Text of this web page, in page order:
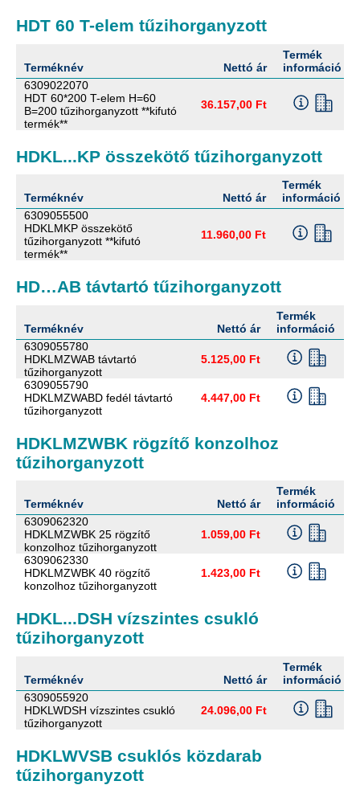
HDT 60 T-elem tűzihorganyzott
Terméknév Nettó ár
Termék
információ
6309022070
HDT 60*200 T-elem H=60
B=200 tűzihorganyzott **kifutó
termék**
36.157,00 Ft
HDKL...KP összekötő tűzihorganyzott
Terméknév Nettó ár
Termék
információ
6309055500
HDKLMKP összekötő
tűzihorganyzott **kifutó
termék**
11.960,00 Ft
HD…AB távtartó tűzihorganyzott
Terméknév Nettó ár
Termék
információ
6309055780
HDKLMZWAB távtartó
tűzihorganyzott
5.125,00 Ft
6309055790
HDKLMZWABD fedél távtartó
tűzihorganyzott
4.447,00 Ft
HDKLMZWBK rögzítő konzolhoz
tűzihorganyzott
Terméknév Nettó ár
Termék
információ
6309062320
HDKLMZWBK 25 rögzítő
konzolhoz tűzihorganyzott
1.059,00 Ft
6309062330
HDKLMZWBK 40 rögzítő
konzolhoz tűzihorganyzott
1.423,00 Ft
HDKL...DSH vízszintes csukló
tűzihorganyzott
Terméknév Nettó ár
Termék
információ
6309055920
HDKLWDSH vízszintes csukló
tűzihorganyzott
24.096,00 Ft
HDKLWVSB csuklós közdarab
tűzihorganyzott